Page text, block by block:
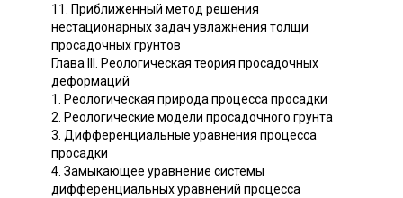
11. Приближенный метод решения
нестационарных задач увлажнения толщи
просадочных грунтов
Глава III. Реологическая теория просадочных
деформаций
1. Реологическая природа процесса просадки
2. Реологические модели просадочного грунта
3. Дифференциальные уравнения процесса
просадки
4. Замыкающее уравнение системы
дифференциальных уравнений процесса